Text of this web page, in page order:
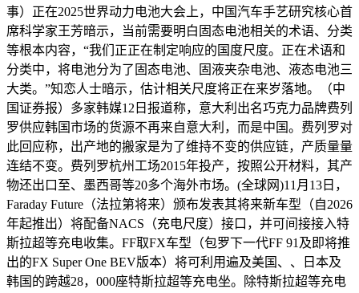
事）正在2025世界动力电池大会上，中国汽车手艺研究核心首
席科学家王芳暗示，当前需要明白固态电池相关的术语、分类
等根本内容，“我们正正在制定响应的国度尺度。正在术语和
分类中，将电池分为了固态电池、固液夹杂电池、液态电池三
大类。”知恋人士暗示，估计相关尺度将正在来岁落地。（中
国证券报）多家韩媒12日报道称，意大利出名巧克力品牌费列
罗供应韩国市场的货源不再来自意大利，而是中国。费列罗对
此回应称，出产地的搬家是为了维持不变的供应链，产质量量
连结不变。费列罗杭州工场2015年投产，按照公开材料，其产
物还出口至、墨西哥等20多个海外市场。(全球网)11月13日，
Faraday Future（法拉第将来）颁布发表其将来新车型（自2026
年起推出）将配备NACS（充电尺度）接口，并可间接接入特
斯拉超等充电收集。FF取FX车型（包罗下一代FF 91及即将推
出的FX Super One BEV版本）将可利用遍及美国、、日本及
韩国的跨越28，000座特斯拉超等充电坐。除特斯拉超等充电